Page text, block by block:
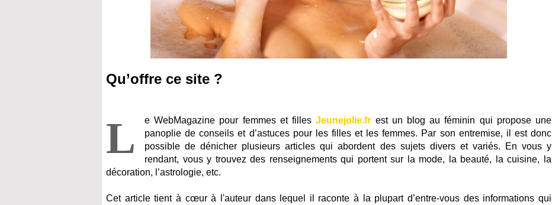
Qu’offre ce site ?
L e WebMagazine pour femmes et fillesJeunejolie.fr est un blog au féminin qui propose une
panoplie de conseils et d’astuces pour les filles et les femmes. Par son entremise, il est donc
possible de dénicher plusieurs articles qui abordent des sujets divers et variés. En vous y
rendant, vous y trouvez des renseignements qui portent sur la mode, la beauté, la cuisine, la
décoration, l’astrologie, etc.
Cet article tient à cœur à l'auteur dans lequel il raconte à la plupart d’entre-vous des informations qui